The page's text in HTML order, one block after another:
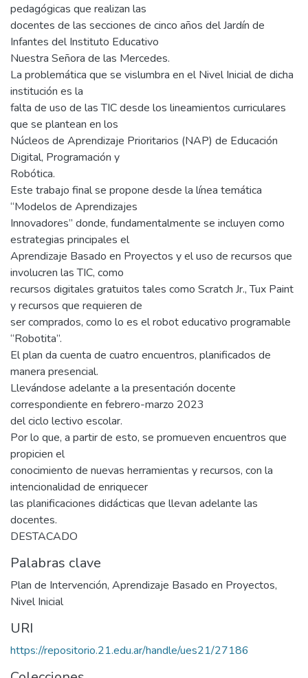
pedagógicas que realizan las
docentes de las secciones de cinco años del Jardín de
Infantes del Instituto Educativo
Nuestra Señora de las Mercedes.
La problemática que se vislumbra en el Nivel Inicial de dicha
institución es la
falta de uso de las TIC desde los lineamientos curriculares
que se plantean en los
Núcleos de Aprendizaje Prioritarios (NAP) de Educación
Digital, Programación y
Robótica.
Este trabajo final se propone desde la línea temática
“Modelos de Aprendizajes
Innovadores” donde, fundamentalmente se incluyen como
estrategias principales el
Aprendizaje Basado en Proyectos y el uso de recursos que
involucren las TIC, como
recursos digitales gratuitos tales como Scratch Jr., Tux Paint
y recursos que requieren de
ser comprados, como lo es el robot educativo programable
“Robotita”.
El plan da cuenta de cuatro encuentros, planificados de
manera presencial.
Llevándose adelante a la presentación docente
correspondiente en febrero-marzo 2023
del ciclo lectivo escolar.
Por lo que, a partir de esto, se promueven encuentros que
propicien el
conocimiento de nuevas herramientas y recursos, con la
intencionalidad de enriquecer
las planificaciones didácticas que llevan adelante las
docentes.
DESTACADO
Palabras clave
Plan de Intervención, Aprendizaje Basado en Proyectos,
Nivel Inicial
URI
https://repositorio.21.edu.ar/handle/ues21/27186